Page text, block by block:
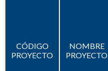
CÓDIGO
PROYECTO
NOMBRE
PROYECTO